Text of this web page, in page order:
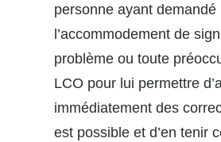
personne ayant demandé
l’accommodement de
problème ou toute
LCO pour lui permettre
immédiatement des
est possible et d’en tenir